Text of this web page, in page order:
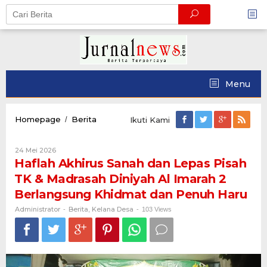
Skip
content
Menu
Homepage / Berita
Lepas
Pisah
TK
&
Al
Imarah
Berlangsung
Ikuti Kami
24 Mei 2026Oleh
Administrator
Haflah Akhirus Sanah dan Lepas Pisah
TK & Madrasah Diniyah Al Imarah 2
Berlangsung Khidmat dan Penuh Haru
Administrator - Berita, Kelana Desa - 103 Views